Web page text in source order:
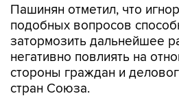
Пашинян отметил, что
подобных вопросов
затормозить дальнейшее
негативно повлиять на
стороны граждан и
стран Союза.